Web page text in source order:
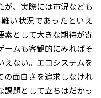
が、実際には市況なども
い状況であったといえ
素として大きな期待が寄
ームも客観的にみればそ
えない。エコシステムを
の面白さを追求しなけれ
課題として立ちはだかっ